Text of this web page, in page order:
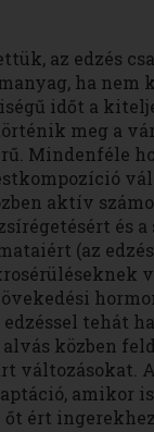
az edzés
ha nem
időt a
meg a
Mindenféle
aktív
és a
(az
tehát
közben
változásokat.
amikor
ért ingerekhez.